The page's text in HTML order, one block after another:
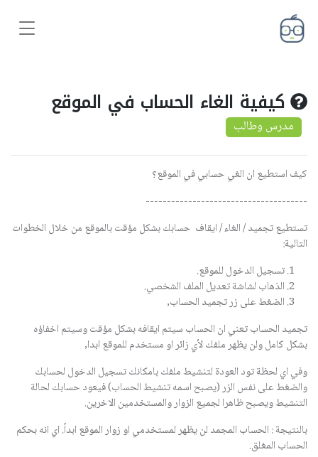
كيفية الغاء الحساب في الموقع
مدرس وطالب
كيف استطيع ان الغي حسابي في الموقع؟
--------------------------------------
تستطيع تجميد / الغاء / ايقاف حسابك بشكل مؤقت بالموقع من خلال الخطوات
التالية:
تسجيل الدخول للموقع.
الذهاب لشاشة تعديل الملف الشخصي.
الضغط على زر تجميد الحساب,
تجميد الحساب تعني ان الحساب سيتم ايقافه بشكل مؤقت وسيتم اخفاؤه
بشكل كامل ولن يظهر ملفك لأي زائر او مستخدم للموقع ابدا,
وفي اي لحظة تود العودة لتنشيط ملفك بامكانك تسجيل الدخول لحسابك
والضغط على نفس الزر (يصبح اسمه تنشيط الحساب) فيعود حسابك لحالة
التنشيط ويصبح ظاهرا لجميع الزوار والمستخدمين الاخرين.
بالنتيجة : الحساب المجمد لن يظهر لمستخدمي او زوار الموقع ابداً. اي انه بحكم
الحساب المغلق.